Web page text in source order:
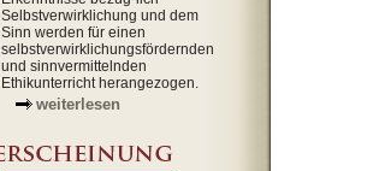
Selbstverwirklichung und dem
Sinn werden für einen
selbstverwirklichungsfördernden
und sinnvermittelnden
Ethikunterricht herangezogen.
weiterlesen